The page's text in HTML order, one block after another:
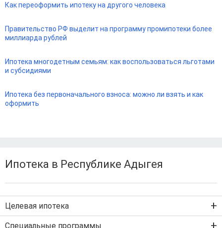
Как переоформить ипотеку на другого человека
Правительство РФ выделит на программу промипотеки более
миллиарда рублей
Ипотека многодетным семьям: как воспользоваться льготами
и субсидиями
Ипотека без первоначального взноса: можно ли взять и как
оформить
Ипотека в Республике Адыгея
Целевая ипотека
Специальные программы